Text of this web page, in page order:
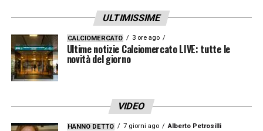
LA PLAYLIST DELLE NOSTRE TOP NEWS
ULTIMISSIME
CALCIOMERCATO 3 ore ago
Ultime notizie Calciomercato LIVE: tutte le
novità del giorno
VIDEO
HANNO DETTO 7 giorni ago Alberto Petrosilli